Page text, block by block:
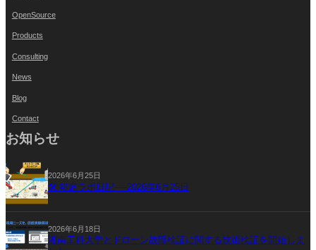
OpenSource
Products
Consulting
News
Blog
Contact
お知らせ
2026年6月25日
🛠 箱庭ラボ日記──2026年6月25日
2026年6月18日
湘南工科大学とドローン故障検証に関する技術検証を開始しま